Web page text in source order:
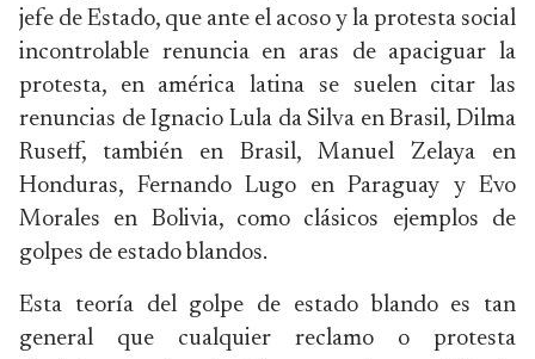
jefe de Estado, que ante el acoso y la protesta social
incontrolable renuncia en aras de apaciguar la
protesta, en américa latina se suelen citar las
renuncias de Ignacio Lula da Silva en Brasil, Dilma
Ruseff, también en Brasil, Manuel Zelaya en
Honduras, Fernando Lugo en Paraguay y Evo
Morales en Bolivia, como clásicos ejemplos de
golpes de estado blandos.
Esta teoría del golpe de estado blando es tan
general que cualquier reclamo o protesta